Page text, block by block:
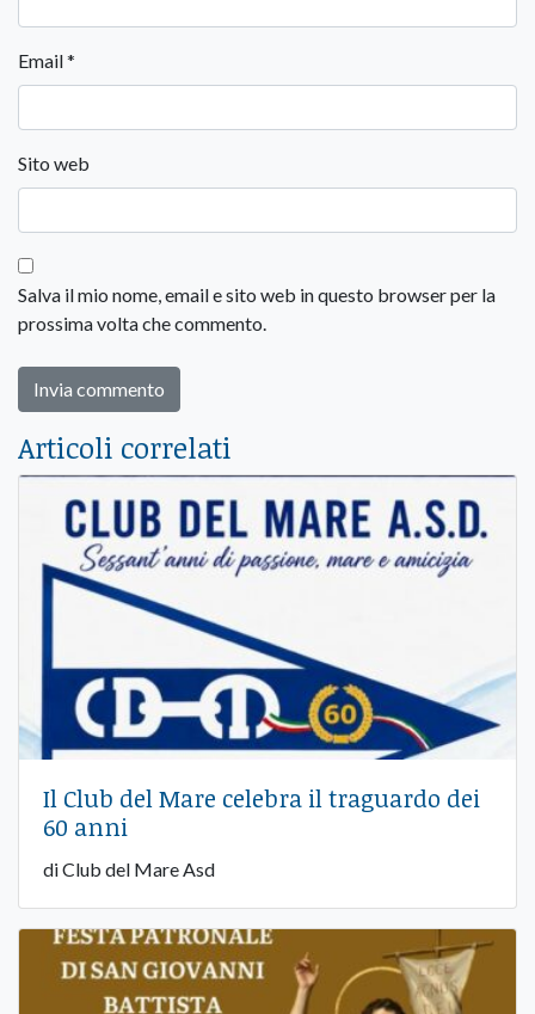
Email*
Sito web
Salva il mio nome, email e sito web in questo browser per la
prossima volta che commento.
Articoli correlati
Il Club del Mare celebra il traguardo dei
60 anni
di Club del Mare Asd